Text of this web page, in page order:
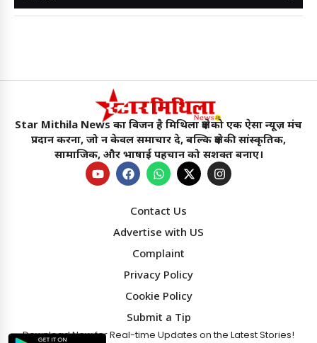
Star Mithila News का विजन है मिथिला क्षेत्र को एक ऐसा न्यूज़ मंच
प्रदान करना, जो न केवल समाचार दे, बल्कि क्षेत्र की सांस्कृतिक,
सामाजिक, और भाषाई पहचान को सशक्त बनाए।
Contact Us
Advertise with US
Complaint
Privacy Policy
Cookie Policy
Submit a Tip
Download Now for Real-time Updates on the Latest Stories!